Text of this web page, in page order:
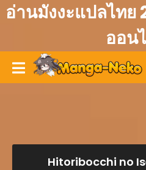
อ่านมังงะแปลไทย
ออน
Hitoribocchi no